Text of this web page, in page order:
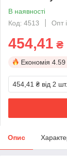
В наявності
Код: 4513
Опт
454,41 ₴
Економія 4.59
454,41 ₴ від 2 шт.
Опис